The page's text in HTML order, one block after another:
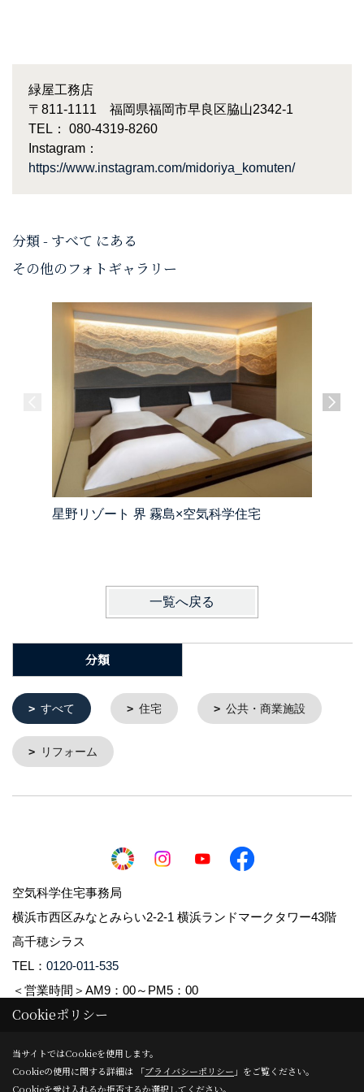
緑屋工務店
〒811-1111 福岡県福岡市早良区脇山2342-1
TEL： 080-4319-8260
Instagram：
https://www.instagram.com/midoriya_komuten/
分類 - すべて にある
その他のフォトギャラリー
星野リゾート 界 霧島×空気科学住宅
一覧へ戻る
分類
すべて 住宅 公共・商業施設
リフォーム
空気科学住宅事務局
横浜市西区みなとみらい2-2-1 横浜ランドマークタワー43階
高千穂シラス
TEL： 0120-011-535
＜営業時間＞AM9：00～PM5：00
Copyright (c) 2021 Takachiho Shirasu Corp. All Rights Reserved.
Produced byゴデスクリエイト
Cookieポリシー
当サイトではCookieを使用します。
Cookieの使用に関する詳細は 「プライバシーポリシー 」をご覧ください。
Cookieを受け入れるか拒否するか選択してください。